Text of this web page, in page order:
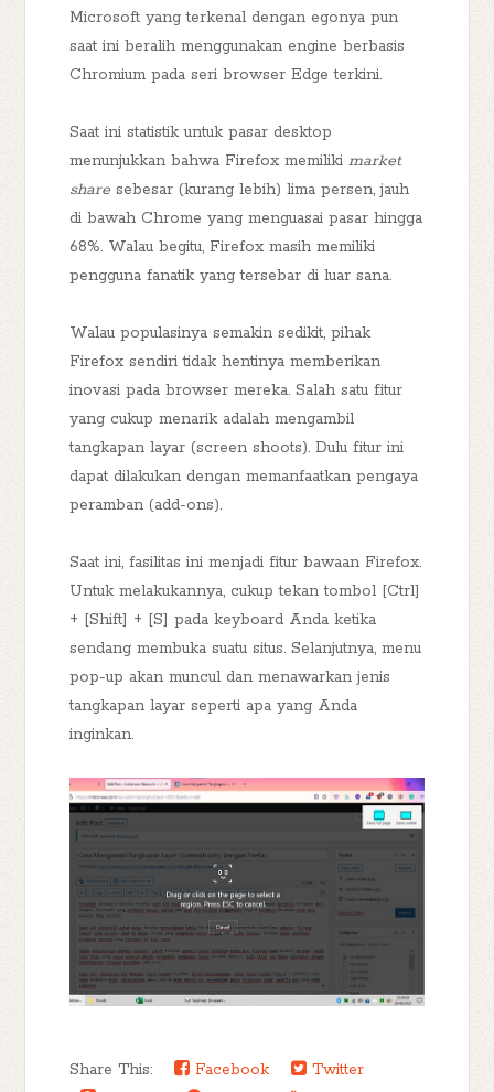
Microsoft yang terkenal dengan egonya pun
saat ini beralih menggunakan engine berbasis
Chromium pada seri browser Edge terkini.
Saat ini statistik untuk pasar desktop
menunjukkan bahwa Firefox memilikimarket
share sebesar (kurang lebih) lima persen, jauh
di bawah Chrome yang menguasai pasar hingga
68%. Walau begitu, Firefox masih memiliki
pengguna fanatik yang tersebar di luar sana.
Walau populasinya semakin sedikit, pihak
Firefox sendiri tidak hentinya memberikan
inovasi pada browser mereka. Salah satu fitur
yang cukup menarik adalah mengambil
tangkapan layar (screen shoots). Dulu fitur ini
dapat dilakukan dengan memanfaatkan pengaya
peramban (add-ons).
Saat ini, fasilitas ini menjadi fitur bawaan Firefox.
Untuk melakukannya, cukup tekan tombol [Ctrl]
+ [Shift] + [S] pada keyboard Anda ketika
sendang membuka suatu situs. Selanjutnya, menu
pop-up akan muncul dan menawarkan jenis
tangkapan layar seperti apa yang Anda
inginkan.
Share This: Facebook
Twitter